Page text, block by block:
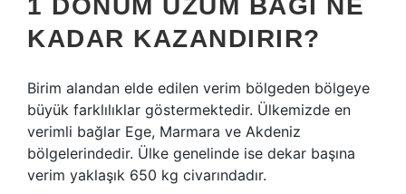
1 DÖNÜM ÜZÜM BAĞI NE
KADAR KAZANDIRIR?
Birim alandan elde edilen verim bölgeden bölgeye
büyük farklılıklar göstermektedir. Ülkemizde en
verimli bağlar Ege, Marmara ve Akdeniz
bölgelerindedir. Ülke genelinde ise dekar başına
verim yaklaşık 650 kg civarındadır.